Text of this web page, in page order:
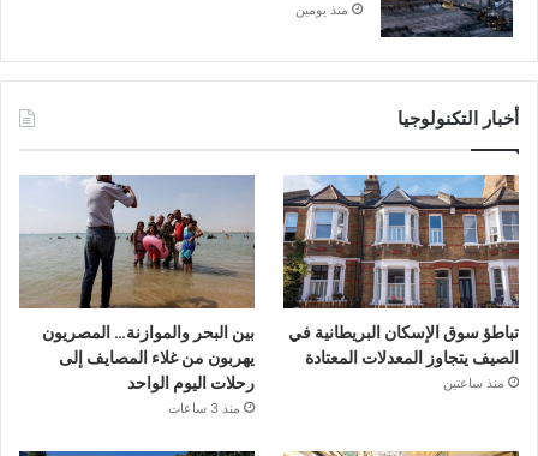
منذ يومين
أخبار التكنولوجيا
تباطؤ سوق الإسكان البريطانية في
الصيف يتجاوز المعدلات المعتادة
منذ ساعتين
بين البحر والموازنة… المصريون
يهربون من غلاء المصايف إلى
رحلات اليوم الواحد
منذ 3 ساعات